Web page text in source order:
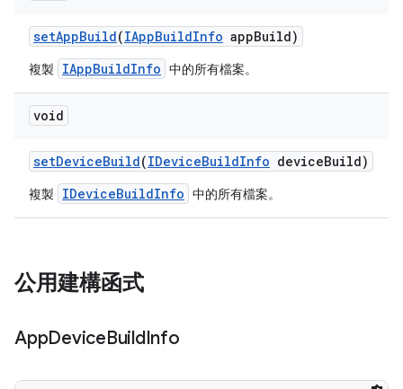
setAppBuild(IAppBuildInfo appBuild)
複製 IAppBuildInfo 中的所有檔案。
void
setDeviceBuild(IDeviceBuildInfo deviceBuild)
複製 IDeviceBuildInfo 中的所有檔案。
公用建構函式
AppDeviceBuildInfo